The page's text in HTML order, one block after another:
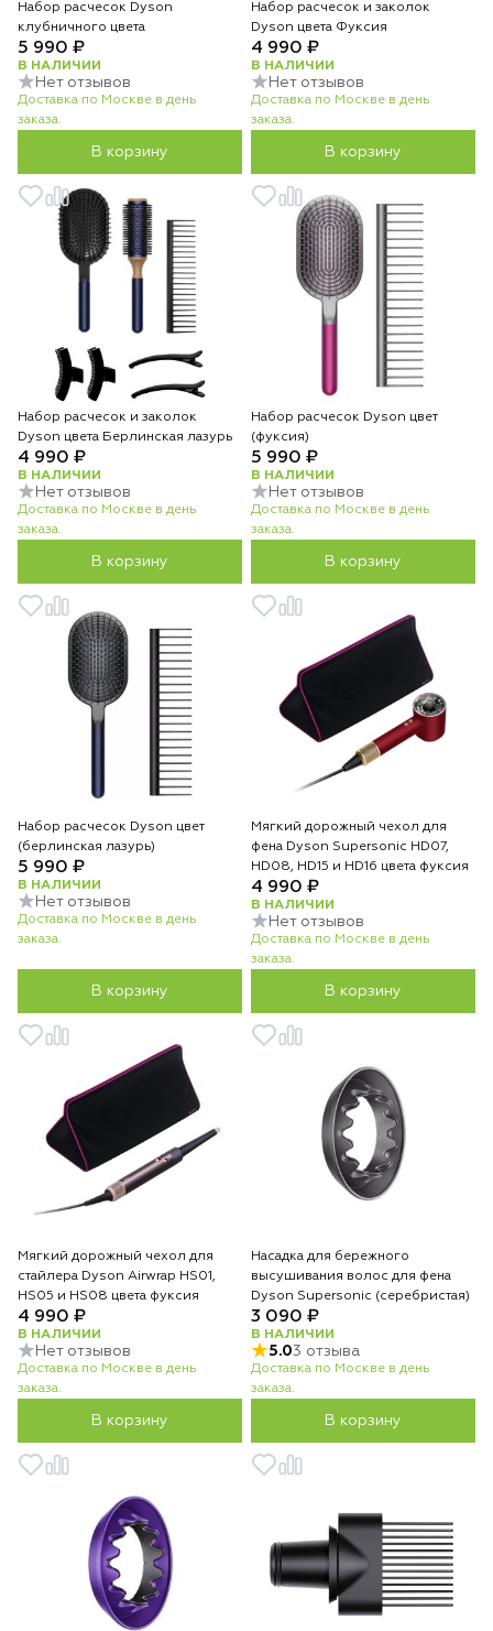
Набор расчесок Dyson
клубничного цвета
5 990 ₽
В НАЛИЧИИ
Нет отзывов
Доставка по Москве в день
заказа.
В корзину
Набор расчесок и заколок
Dyson цвета Фуксия
4 990 ₽
В НАЛИЧИИ
Нет отзывов
Доставка по Москве в день
заказа.
В корзину
Набор расчесок и заколок
Dyson цвета Берлинская лазурь
4 990 ₽
В НАЛИЧИИ
Нет отзывов
Доставка по Москве в день
заказа.
В корзину
Набор расчесок Dyson цвет
(фуксия)
5 990 ₽
В НАЛИЧИИ
Нет отзывов
Доставка по Москве в день
заказа.
В корзину
Набор расчесок Dyson цвет
(берлинская лазурь)
5 990 ₽
В НАЛИЧИИ
Нет отзывов
Доставка по Москве в день
заказа.
В корзину
Мягкий дорожный чехол для
фена Dyson Supersonic HD07,
HD08, HD15 и HD16 цвета фуксия
4 990 ₽
В НАЛИЧИИ
Нет отзывов
Доставка по Москве в день
заказа.
В корзину
Мягкий дорожный чехол для
стайлера Dyson Airwrap HS01,
HS05 и HS08 цвета фуксия
4 990 ₽
В НАЛИЧИИ
Нет отзывов
Доставка по Москве в день
заказа.
В корзину
Насадка для бережного
высушивания волос для фена
Dyson Supersonic (серебристая)
3 090 ₽
В НАЛИЧИИ
5.03 отзыва
Доставка по Москве в день
заказа.
В корзину